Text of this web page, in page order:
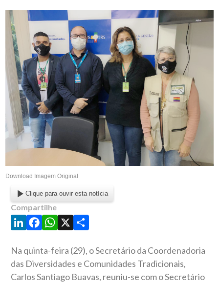
Download Imagem Original
Clique para ouvir esta notícia
Compartilhe
LinkedIn
Facebook
WhatsApp
X Share
Na quinta-feira (29), o Secretário da Coordenadoria
das Diversidades e Comunidades Tradicionais,
Carlos Santiago Buavas, reuniu-se com o Secretário